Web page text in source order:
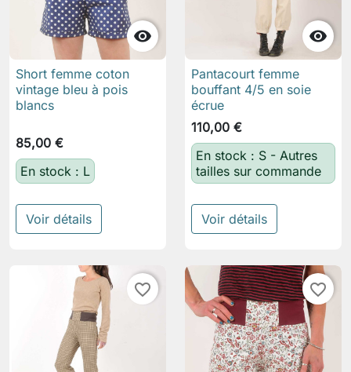

Short femme coton
vintage bleu à pois
blancs
85,00 €
En stock : L
Voir détails

Pantacourt femme
bouffant 4/5 en soie
écrue
110,00 €
En stock : S - Autres
tailles sur commande
Voir détails
favorite_border favorite_border